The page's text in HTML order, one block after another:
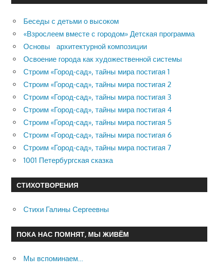
Беседы с детьми о высоком
«Взрослеем вместе с городом» Детская программа
Основы архитектурной композиции
Освоение города как художественной системы
Строим «Город-сад», тайны мира постигая 1
Строим «Город-сад», тайны мира постигая 2
Строим «Город-сад», тайны мира постигая 3
Строим «Город-сад», тайны мира постигая 4
Строим «Город-сад», тайны мира постигая 5
Строим «Город-сад», тайны мира постигая 6
Строим «Город-сад», тайны мира постигая 7
1001 Петербургская сказка
СТИХОТВОРЕНИЯ
Стихи Галины Сергеевны
ПОКА НАС ПОМНЯТ, МЫ ЖИВЁМ
Мы вспоминаем…